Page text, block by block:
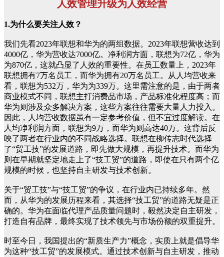
人效管理升级为人效经营
1.为什么要关注人效？
我们先看2023年联想和华为的两组数据。2023年联想营收达到
4000亿，华为营收达7000亿。净利润方面，联想为72亿，华为
为870亿，这就凸显了人效的重要性。在员工数量上，2023年
联想拥有7万名员工，而华为拥有20万名员工。从人均营收来
看，联想为532万，华为为339万。这里需注意的是，由于两者
商业模式不同，联想主打消费品市场，产品标准化程度高；而
华为则涉及众多解决方案，这些方案往往需要大量人力投入。
因此，人均营收数据虽有一定参考价值，但不宜过度解读。在
人均净利润方面，联想为9万，而华为则高达40万。这背后反
映了两者在行业内的不同战略选择。联想在柳传志时代选择
了“贸工技”的发展道路，即先做大规模，再提升技术。而华为
则在早期就坚定地走上了“技工贸”的道路，即使在只有两个亿
规模的时候，也坚持自主研发与技术创新。
关于“贸工技”与“技工贸”的争议，在行业内已持续多年。然
而，从华为的发展历程来看，其选择“技工贸”的道路无疑是正
确的。华为在面临代理产品质量问题时，毅然决定自主研发，
打造自有品牌，最终实现了技术领先与市场份额的双重提升。
时至今日，我国提出的“新质生产力”概念，实质上就是倡导华
为这种“技工贸”的发展模式。通过技术创新与自主研发，推动